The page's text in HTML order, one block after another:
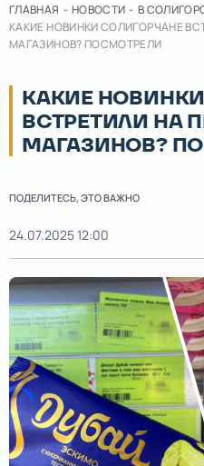
ГЛАВНАЯ - НОВОСТИ - В
КАКИЕ НОВИНКИ СОЛИГОРЧАНЕ
МАГАЗИНОВ? ПОСМОТРЕЛИ
КАКИЕ
ВСТРЕТИЛИ НА
МАГАЗИНОВ?
ПОДЕЛИТЕСЬ, ЭТО ВАЖНО
24.07.2025 12:00